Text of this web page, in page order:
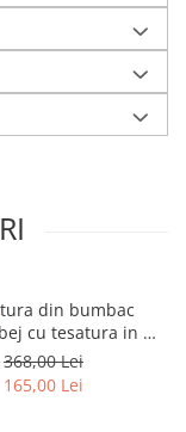
din bumbac
cu tesatura in V
pentru pat
280x260 cm
368,00 Lei
165,00 Lei